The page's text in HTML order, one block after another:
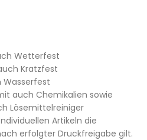
Wetterfest
Kratzfest
auch Chemikalien sowie
Lösemittelreiniger
Artikeln die
erfolgter Druckfreigabe gilt.